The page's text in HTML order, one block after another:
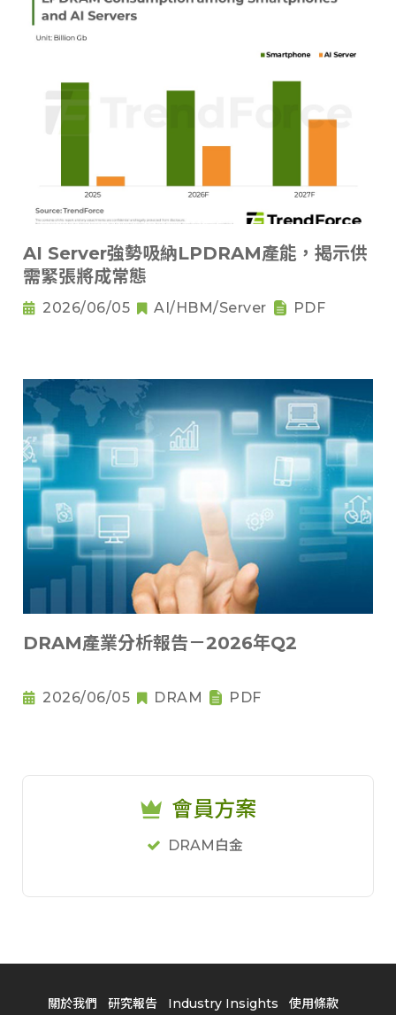
AI Server強勢吸納LPDRAM產能，揭示供
需緊張將成常態
2026/06/05 AI/HBM/Server PDF
DRAM產業分析報告－2026年Q2
2026/06/05 DRAM PDF
會員方案
DRAM白金
關於我們 研究報告 Industry Insights 使用條款